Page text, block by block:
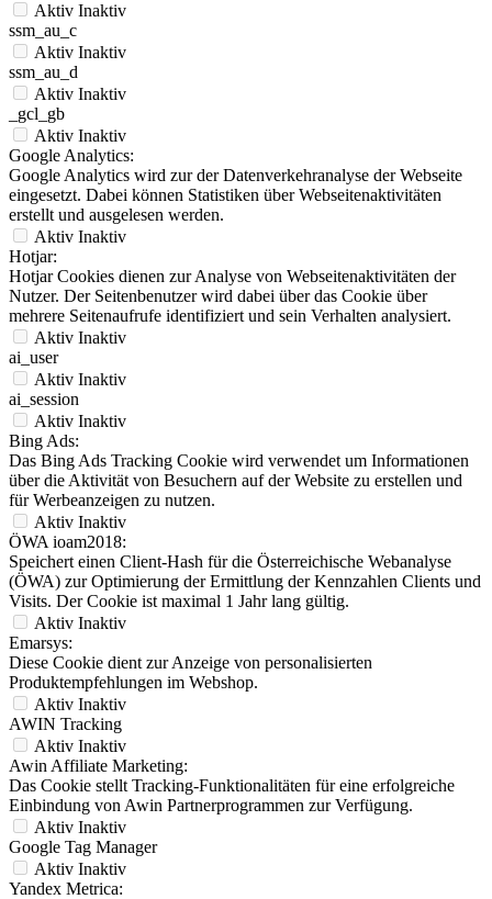
Aktiv Inaktiv
ssm_au_c
Aktiv Inaktiv
ssm_au_d
Aktiv Inaktiv
_gcl_gb
Aktiv Inaktiv
Google Analytics:
Google Analytics wird zur der Datenverkehranalyse der Webseite
eingesetzt. Dabei können Statistiken über Webseitenaktivitäten
erstellt und ausgelesen werden.
Aktiv Inaktiv
Hotjar:
Hotjar Cookies dienen zur Analyse von Webseitenaktivitäten der
Nutzer. Der Seitenbenutzer wird dabei über das Cookie über
mehrere Seitenaufrufe identifiziert und sein Verhalten analysiert.
Aktiv Inaktiv
ai_user
Aktiv Inaktiv
ai_session
Aktiv Inaktiv
Bing Ads:
Das Bing Ads Tracking Cookie wird verwendet um Informationen
über die Aktivität von Besuchern auf der Website zu erstellen und
für Werbeanzeigen zu nutzen.
Aktiv Inaktiv
ÖWA ioam2018:
Speichert einen Client-Hash für die Österreichische Webanalyse
(ÖWA) zur Optimierung der Ermittlung der Kennzahlen Clients und
Visits. Der Cookie ist maximal 1 Jahr lang gültig.
Aktiv Inaktiv
Emarsys:
Diese Cookie dient zur Anzeige von personalisierten
Produktempfehlungen im Webshop.
Aktiv Inaktiv
AWIN Tracking
Aktiv Inaktiv
Awin Affiliate Marketing:
Das Cookie stellt Tracking-Funktionalitäten für eine erfolgreiche
Einbindung von Awin Partnerprogrammen zur Verfügung.
Aktiv Inaktiv
Google Tag Manager
Aktiv Inaktiv
Yandex Metrica: